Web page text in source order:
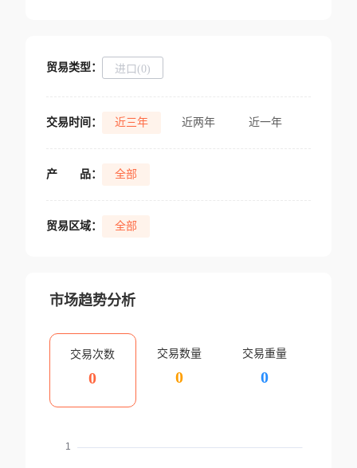
贸易类型： 进口(0)
交易时间： 近三年 近两年 近一年
产 品： 全部
贸易区域： 全部
市场趋势分析
交易次数
0
交易数量
0
交易重量
0